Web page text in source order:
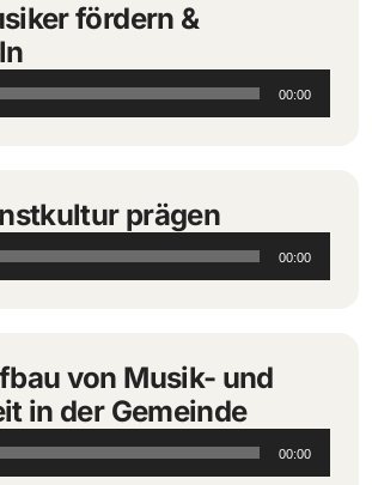
fördern &
00:00
prägen
00:00
von Musik- und
in der Gemeinde
00:00